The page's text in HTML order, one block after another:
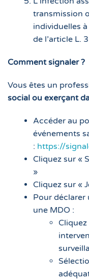
transmission
individuelles
de l’article L.
Comment signaler ?
Vous êtes un
social ou exerçant
Accéder au
événements
: https://
Cliquez sur «
»
Cliquez sur «
Pour déclarer
une MDO :